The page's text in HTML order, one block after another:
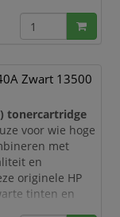
verzorgde en
hebben.
ideaal
tot
Zwart 13500
tonercartridge
voor wie hoge
met
en
originele HP
tinten en